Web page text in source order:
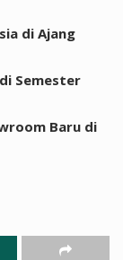
di Ajang
Semester
Baru di